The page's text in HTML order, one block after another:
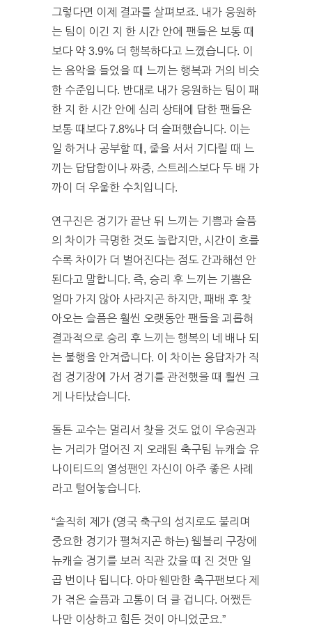
그렇다면 이제 결과를 살펴보죠. 내가 응원하
는 팀이 이긴 지 한 시간 안에 팬들은 보통 때
보다 약 3.9% 더 행복하다고 느꼈습니다. 이
는 음악을 들었을 때 느끼는 행복과 거의 비슷
한 수준입니다. 반대로 내가 응원하는 팀이 패
한 지 한 시간 안에 심리 상태에 답한 팬들은
보통 때보다 7.8%나 더 슬퍼했습니다. 이는
일 하거나 공부할 때, 줄을 서서 기다릴 때 느
끼는 답답함이나 짜증, 스트레스보다 두 배 가
까이 더 우울한 수치입니다.
연구진은 경기가 끝난 뒤 느끼는 기쁨과 슬픔
의 차이가 극명한 것도 놀랍지만, 시간이 흐를
수록 차이가 더 벌어진다는 점도 간과해선 안
된다고 말합니다. 즉, 승리 후 느끼는 기쁨은
얼마 가지 않아 사라지곤 하지만, 패배 후 찾
아오는 슬픔은 훨씬 오랫동안 팬들을 괴롭혀
결과적으로 승리 후 느끼는 행복의 네 배나 되
는 불행을 안겨줍니다. 이 차이는 응답자가 직
접 경기장에 가서 경기를 관전했을 때 훨씬 크
게 나타났습니다.
돌튼 교수는 멀리서 찾을 것도 없이 우승권과
는 거리가 멀어진 지 오래된 축구팀 뉴캐슬 유
나이티드의 열성팬인 자신이 아주 좋은 사례
라고 털어놓습니다.
“솔직히 제가 (영국 축구의 성지로도 불리며
중요한 경기가 펼쳐지곤 하는) 웸블리 구장에
뉴캐슬 경기를 보러 직관 갔을 때 진 것만 일
곱 번이나 됩니다. 아마 웬만한 축구팬보다 제
가 겪은 슬픔과 고통이 더 클 겁니다. 어쨌든
나만 이상하고 힘든 것이 아니었군요.”